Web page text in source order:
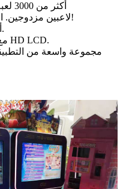
3. أكثر من 3000 لعبة كلاسيكية ، لعبة قتال مثيرة
4. لاعبين مزدوجين. العب مع الأصدقاء ، أكثر متعة!
5. أجزاء عالية الجودة من الجهاز.
6. مع شاشة عالية الدقة 32 بوصة HD LCD.